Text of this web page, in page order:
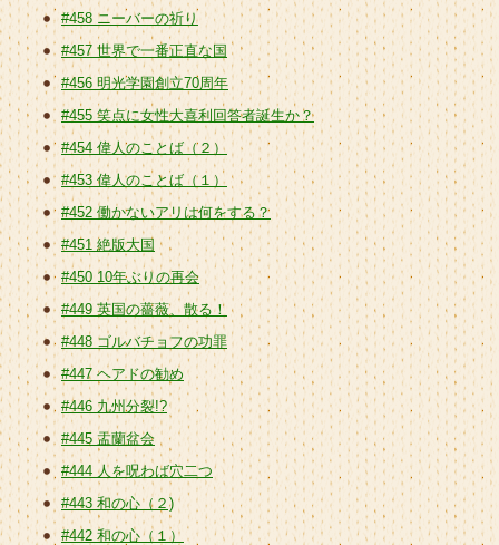
#458 ニーバーの祈り
#457 世界で一番正直な国
#456 明光学園創立70周年
#455 笑点に女性大喜利回答者誕生か？
#454 偉人のことば（２）
#453 偉人のことば（１）
#452 働かないアリは何をする？
#451 絶版大国
#450 10年ぶりの再会
#449 英国の薔薇、散る！
#448 ゴルバチョフの功罪
#447 ヘアドの勧め
#446 九州分裂!?
#445 盂蘭盆会
#444 人を呪わば穴二つ
#443 和の心（２)
#442 和の心（１）